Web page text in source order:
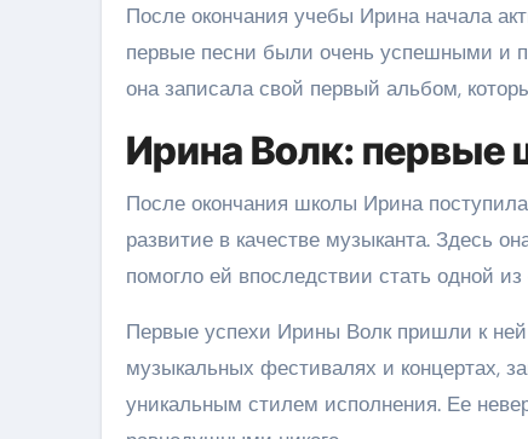
После окончания учебы Ирина начала
первые песни были очень успешными и
она записала свой первый альбом,
Ирина Волк: первые
После окончания школы Ирина
развитие в качестве музыканта. Здесь
помогло ей впоследствии стать одной
Первые успехи Ирины Волк пришли к
музыкальных фестивалях и концертах,
уникальным стилем исполнения. Ее